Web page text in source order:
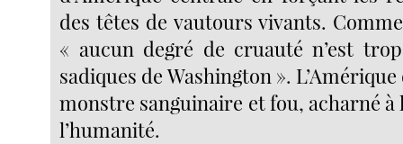
des têtes de vautours vivants.
« aucun degré de cruauté n’est
sadiques de Washington ».
monstre sanguinaire et fou, acharné
l’humanité.